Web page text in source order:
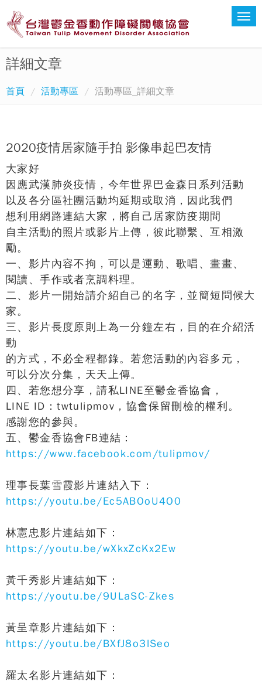
詳細文章
首頁 活動專區 活動專區_詳細文章
2020疫情居家隨手拍 影像串起巴友情
大家好
因應武漢肺炎疫情，今年世界巴金森日系列活動
以及各分區社團活動均延期或取消，因此我們
想利用網路連結大家，將自己居家防疫期間
自主活動的照片或影片上傳，彼此聯繫、互相激
勵。
一、影片內容不拘，可以是運動、歌唱、畫畫、
閱讀、手作或者烹調料理。
二、影片一開始請介紹自己的名字，並簡短問候大
家。
三、影片長度原則上為一分鐘左右，目的在介紹活
動
的方式，不必全程都錄。若您活動的內容多元，
可以分次分集，天天上傳。
四、若您想分享，請私LINE至鬱金香協會，
LINE ID：twtulipmov，協會保留刪檢的權利。
感謝您的參與。
五、鬱金香協會FB連結：
https://www.facebook.com/tulipmov/
理事長葉雪霞影片連結入下：
https://youtu.be/Ec5ABOoU4O0
林憲忠影片連結如下：
https://youtu.be/wXkxZcKx2Ew
黃千秀影片連結如下：
https://youtu.be/9ULaSC-Zkes
黃呈章影片連結如下：
https://youtu.be/BXfJ8o3lSeo
羅太名影片連結如下：